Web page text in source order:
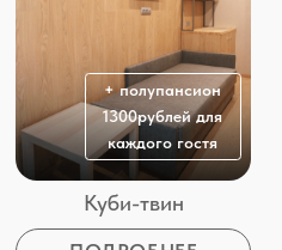
+ полупансион
1100рублей для
каждого гостя
Полулюкс 5
+ полупансион
1300рублей для
каждого гостя
На территории
отдыха